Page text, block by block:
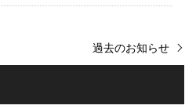
過去のお知らせ